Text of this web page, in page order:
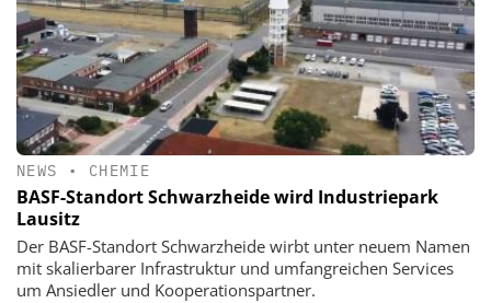
NEWS • CHEMIE
BASF-Standort Schwarzheide wird Industriepark
Lausitz
Der BASF-Standort Schwarzheide wirbt unter neuem Namen
mit skalierbarer Infrastruktur und umfangreichen Services
um Ansiedler und Kooperationspartner.